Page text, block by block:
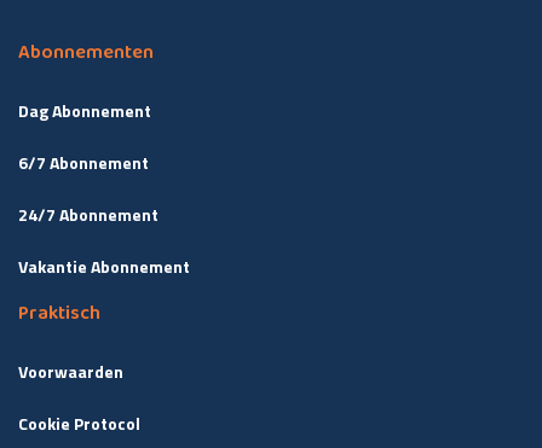
Abonnementen
Dag Abonnement
6/7 Abonnement
24/7 Abonnement
Vakantie Abonnement
Praktisch
Voorwaarden
Cookie Protocol